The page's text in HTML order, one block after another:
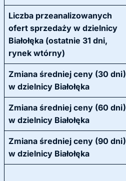
Liczba przeanalizowanych
ofert sprzedaży w dzielnicy
Białołęka (ostatnie 31 dni,
rynek wtórny)
Zmiana średniej ceny (30 dni)
w dzielnicy Białołęka
Zmiana średniej ceny (60 dni)
w dzielnicy Białołęka
Zmiana średniej ceny (90 dni)
w dzielnicy Białołęka